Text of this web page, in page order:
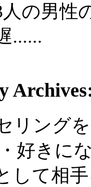
の男性
......
リング
好きに
して相